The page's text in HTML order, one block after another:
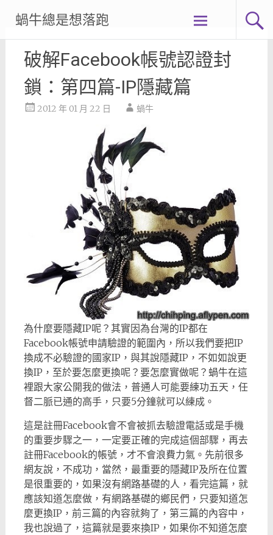
content
蝸牛總是想落跑
破解Facebook帳號認證封
鎖：第四篇-IP隱藏篇
2012 年 01 月 22 日 蝸牛
為什麼要隱藏IP呢？其實因為台灣的IP都在
Facebook帳號申請驗證的範圍內，所以我們要把IP
換成不必驗證的國家IP，與其說隱藏IP，不如如說更
換IP，至於要怎麼更換呢？要怎麼實做呢？蝸牛在這
裡跟大家公開我的做法，普通人可能要練功五天，任
督二脈已通的高手，只要5分鐘就可以練成。
這是註冊Facebook會不會被抓去驗證電話或是手機
的重要步驟之一，一定要正確的完成這個部驟，再去
註冊Facebook的帳號，才不會浪費力氣。 先前很多
網友說，不成功，當然，最重要的隱藏IP及所在位置
是很重要的，如果沒有網路基礎的人，看完這篇，就
應該知道怎麼做，有網路基礎的鄉民們，只要知道怎
麼更換IP，前三篇的內容就夠了，第三篇的內容中，
我也說過了，這篇就是要來換IP，如果你不知道怎麼